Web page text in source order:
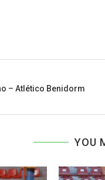
– Atlético Benidorm
YOU